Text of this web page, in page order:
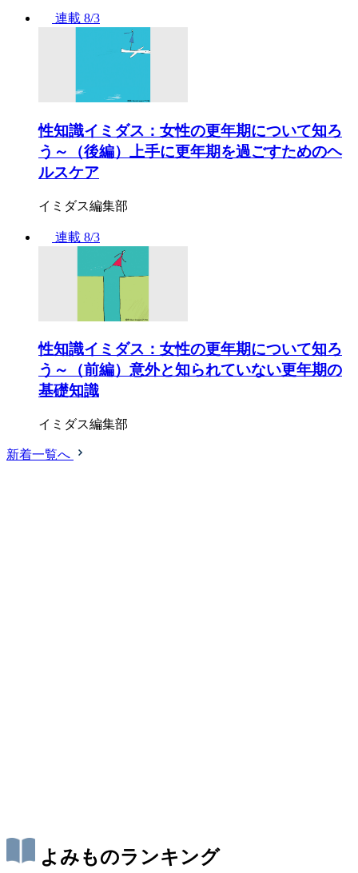
連載 8/3
性知識イミダス：女性の更年期について知ろ
う～（後編）上手に更年期を過ごすためのヘ
ルスケア
イミダス編集部
連載 8/3
性知識イミダス：女性の更年期について知ろ
う～（前編）意外と知られていない更年期の
基礎知識
イミダス編集部
新着一覧へ
よみものランキング